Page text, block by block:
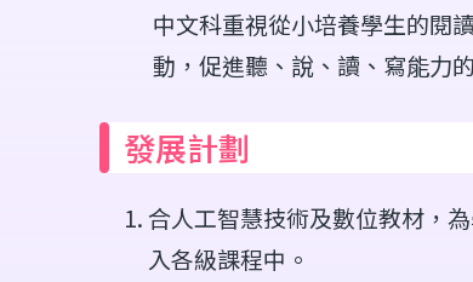
中文科重視從小培養學生的閱
動，促進聽、說、讀、寫能力
發展計劃
合人工智慧技術及數位教材，
入各級課程中。